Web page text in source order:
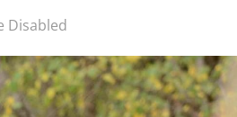
Disabled